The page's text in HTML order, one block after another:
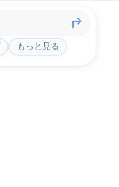
もっと見る